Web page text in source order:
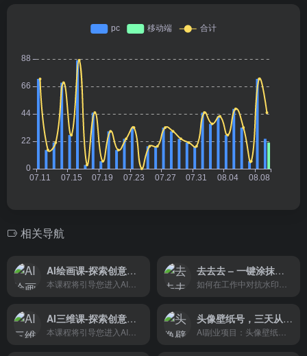
相关导航
AI绘画课-探索创意与技术的艺术之旅 去去去 – 一键涂抹水印，无痕去除
AI三维课-探索创意与技术的三维世界 头像壁纸号，三天从起号到变现